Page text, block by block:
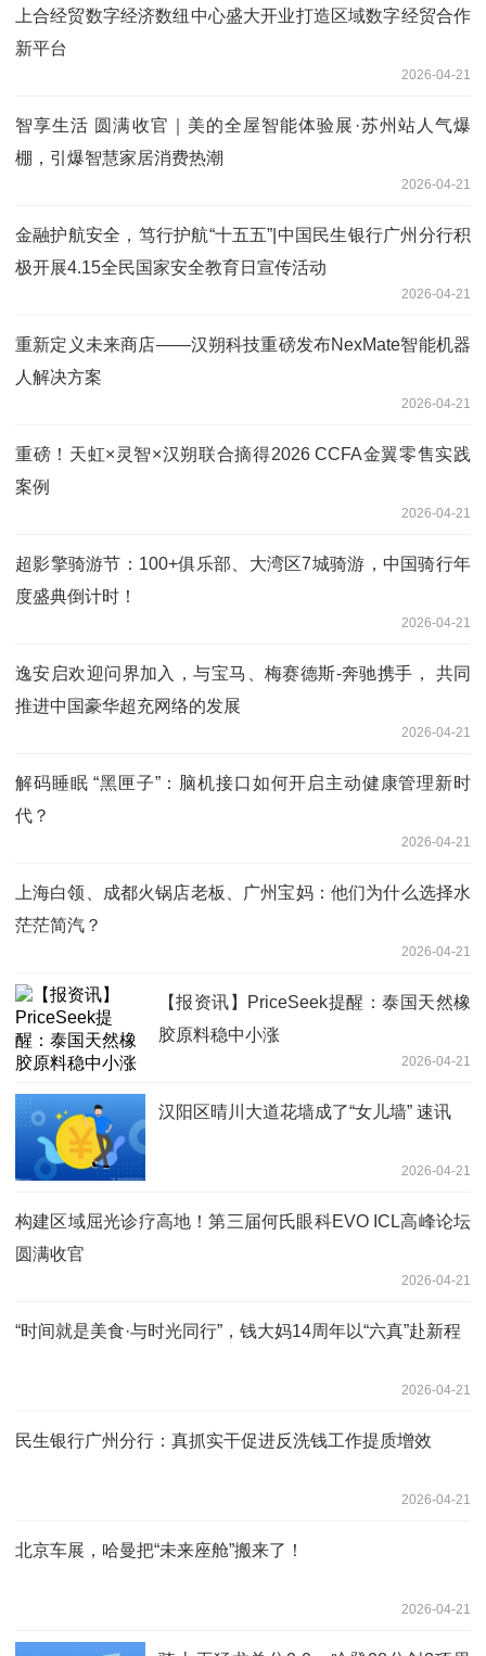
上合经贸数字经济数纽中心盛大开业打造区域数字经贸合作
新平台
2026-04-21
智享生活 圆满收官｜美的全屋智能体验展·苏州站人气爆
棚，引爆智慧家居消费热潮
2026-04-21
金融护航安全，笃行护航“十五五”|中国民生银行广州分行积
极开展4.15全民国家安全教育日宣传活动
2026-04-21
重新定义未来商店——汉朔科技重磅发布NexMate智能机器
人解决方案
2026-04-21
重磅！天虹×灵智×汉朔联合摘得2026 CCFA金翼零售实践
案例
2026-04-21
超影擎骑游节：100+俱乐部、大湾区7城骑游，中国骑行年
度盛典倒计时！
2026-04-21
逸安启欢迎问界加入，与宝马、梅赛德斯-奔驰携手， 共同
推进中国豪华超充网络的发展
2026-04-21
解码睡眠 “黑匣子”：脑机接口如何开启主动健康管理新时
代？
2026-04-21
上海白领、成都火锅店老板、广州宝妈：他们为什么选择水
茫茫简汽？
2026-04-21
【报资讯】PriceSeek提醒：泰国天然橡
胶原料稳中小涨
2026-04-21
汉阳区晴川大道花墙成了“女儿墙” 速讯
2026-04-21
构建区域屈光诊疗高地！第三届何氏眼科EVO ICL高峰论坛
圆满收官
2026-04-21
“时间就是美食·与时光同行”，钱大妈14周年以“六真”赴新程
2026-04-21
民生银行广州分行：真抓实干促进反洗钱工作提质增效
2026-04-21
北京车展，哈曼把“未来座舱”搬来了！
2026-04-21